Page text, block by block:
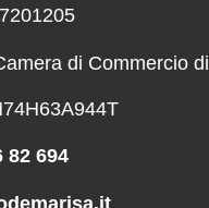
di Commercio di
82 694